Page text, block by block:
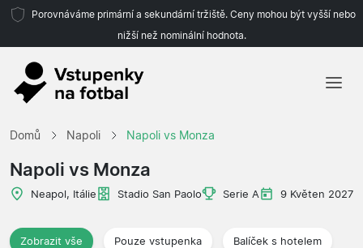
Porovnáváme primární a sekundární tržiště. Ceny mohou být vyšší nebo
nižší než nominální hodnota.
Domů Napoli Napoli vs Monza
Napoli vs Monza
Neapol, Itálie Stadio San Paolo Serie A 9 Květen 2027
Zobrazit vše Pouze vstupenka Balíček s hotelem